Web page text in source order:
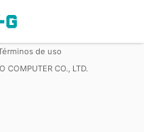
de uso
COMPUTER CO., LTD.